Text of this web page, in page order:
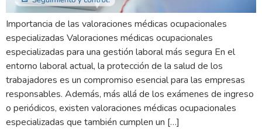
Importancia de las valoraciones médicas ocupacionales
especializadas Valoraciones médicas ocupacionales
especializadas para una gestión laboral más segura En el
entorno laboral actual, la protección de la salud de los
trabajadores es un compromiso esencial para las empresas
responsables. Además, más allá de los exámenes de ingreso
o periódicos, existen valoraciones médicas ocupacionales
especializadas que también cumplen un […]